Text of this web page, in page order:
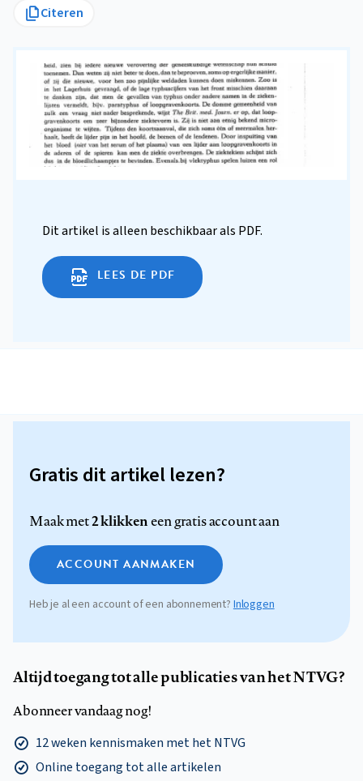
Citeren
Dit artikel is alleen beschikbaar als PDF.
LEES DE PDF
Gratis dit artikel lezen?
Maak met2 klikkeneen gratis account aan
ACCOUNT AANMAKEN
Heb je al een account of een abonnement? Inloggen
Altijd toegang tot alle publicaties van het NTVG?
Abonneer vandaag nog!
12 weken kennismaken met het NTVG
Online toegang tot alle artikelen